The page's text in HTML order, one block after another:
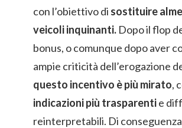
con l’obiettivo di sostituire
veicoli inquinanti. Dopo il flop
bonus, o comunque dopo aver
ampie criticità dell’erogazione
questo incentivo è più mirato,
indicazioni più trasparentie
reinterpretabili. Di